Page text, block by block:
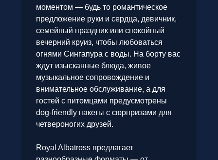
моментом — будь то романтическое
предложение руки и сердца, девичник,
семейный праздник или спокойный
вечерний круиз, чтобы любоваться
огнями Сингапура с воды. На борту вас
ждут изысканные блюда, живое
музыкальное сопровождение и
внимательное обслуживание, а для
гостей с питомцами предусмотрены
dog-friendly пакеты с сюрпризами для
четвероногих друзей.
Royal Albatross предлагает